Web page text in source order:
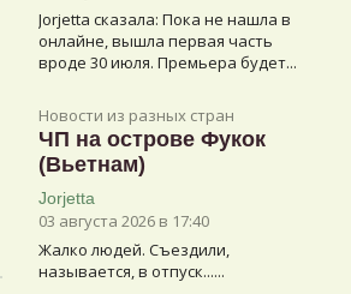
Jorjetta сказалa: Пока не нашла в
онлайне, вышла первая часть
вроде 30 июля. Премьера будет...
Новости из разных стран
ЧП на острове Фукок
(Вьетнам)
Jorjetta
03 августа 2026 в 17:40
Жалко людей. Съездили,
называется, в отпуск......